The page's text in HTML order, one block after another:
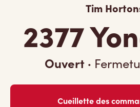
Tim
2377
Ouvert ·
Cueillette des